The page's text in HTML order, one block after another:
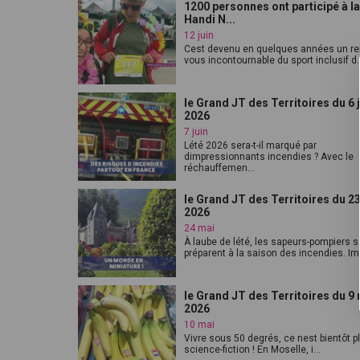
1200 personnes ont participé à la
Handi N...
12 juin
Cest devenu en quelques années un
vous incontournable du sport inclusif d...
le Grand JT des Territoires du 6
2026
7 juin
Lété 2026 sera-t-il marqué par
dimpressionnants incendies ? Avec le
réchauffemen...
le Grand JT des Territoires du 23
2026
24 mai
À laube de lété, les sapeurs-pompiers se
préparent à la saison des incendies. Im...
le Grand JT des Territoires du 9
2026
10 mai
Vivre sous 50 degrés, ce nest bientôt
science-fiction ! En Moselle, i...